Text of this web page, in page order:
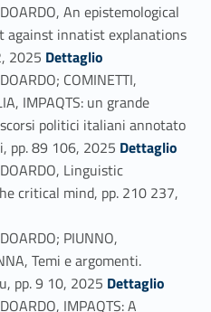
An epistemological
against innatist explanations
2025 Link identifier #identifier_person_29631-175
Dettaglio
COMINETTI,
IMPAQTS: un grande
politici italiani annotato
pp. 89 106, 2025 Link identifier #identifier_person_67772-176
Dettaglio
Linguistic
critical mind, pp. 210 237,
PIUNNO,
Temi e argomenti.
pp. 9 10, 2025 Link identifier #identifier_person_103654-178
Dettaglio
IMPAQTS: A